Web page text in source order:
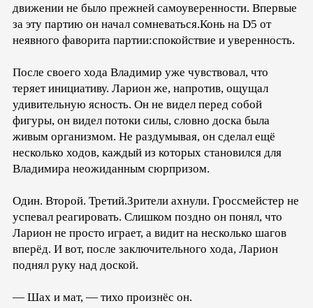
движении не было прежней самоуверенности. Впервые
за эту партию он начал сомневаться.Конь на D5 от
неявного фаворита партии:спокойствие и уверенность.
После своего хода Владимир уже чувствовал, что
теряет инициативу. Ларион же, напротив, ощущал
удивительную ясность. Он не видел перед собой
фигуры, он видел потоки силы, словно доска была
живым организмом. Не раздумывая, он сделал ещё
несколько ходов, каждый из которых становился для
Владимира неожиданным сюрпризом.
Один. Второй. Третий.Зрители ахнули. Гроссмейстер не
успевал реагировать. Слишком поздно он понял, что
Ларион не просто играет, а видит на несколько шагов
вперёд. И вот, после заключительного хода, Ларион
поднял руку над доской.
— Шах и мат, — тихо произнёс он.